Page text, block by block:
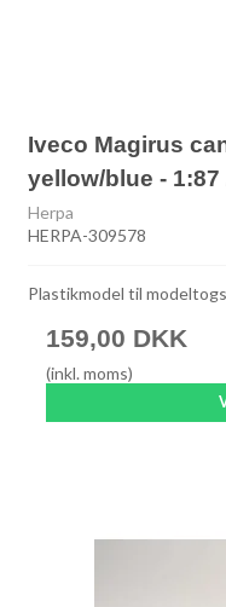
Iveco Magirus
yellow/blue - 1:87
Herpa
HERPA-309578
Plastikmodel til
159,00 DKK
(inkl. moms)